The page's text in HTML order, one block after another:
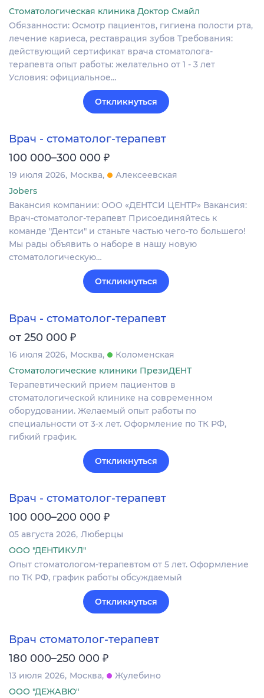
Стоматологическая клиника Доктор Смайл
Обязанности: Осмотр пациентов, гигиена полости рта,
лечение кариеса, реставрация зубов Требования:
действующий сертификат врача стоматолога-
терапевта опыт работы: желательно от 1 - 3 лет
Условия: официальное…
Откликнуться
Врач - стоматолог-терапевт
100 000–300 000 ₽
19 июля 2026 Москва
Алексеевская
Jobers
Вакансия компании: ООО «ДЕНТСИ ЦЕНТР» Вакансия:
Врач-стоматолог-терапевт Присоединяйтесь к
команде "Дентси" и станьте частью чего-то большего!
Мы рады объявить о наборе в нашу новую
стоматологическую…
Откликнуться
Врач - стоматолог-терапевт
от 250 000 ₽
16 июля 2026 Москва
Коломенская
Стоматологические клиники ПрезиДЕНТ
Терапевтический прием пациентов в
стоматологической клинике на современном
оборудовании. Желаемый опыт работы по
специальности от 3-х лет. Оформление по ТК РФ,
гибкий график.
Откликнуться
Врач - стоматолог-терапевт
100 000–200 000 ₽
05 августа 2026 Люберцы
ООО "ДЕНТИКУЛ"
Опыт стоматологом-терапевтом от 5 лет. Оформление
по ТК РФ, график работы обсуждаемый
Откликнуться
Врач стоматолог-терапевт
180 000–250 000 ₽
13 июля 2026 Москва
Жулебино
ООО "ДЕЖАВЮ"